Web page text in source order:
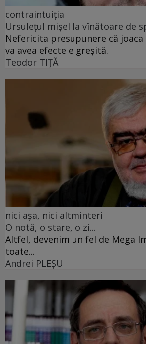
contraintuiția
Ursulețul mișel la vînătoare de
Nefericita presupunere că joaca
va avea efecte e greșită.
Teodor TIŢĂ
nici așa, nici altminteri
O notă, o stare, o zi...
Altfel, devenim un fel de Mega
toate...
Andrei PLEŞU